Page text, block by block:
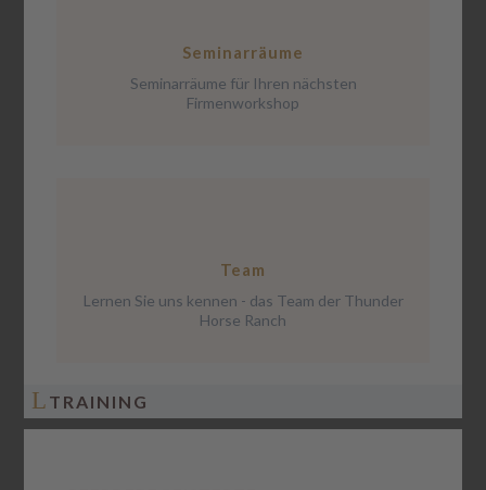
Seminarräume
Seminarräume für Ihren nächsten
Firmenworkshop
Team
Lernen Sie uns kennen - das Team der Thunder
Horse Ranch
L TRAINING